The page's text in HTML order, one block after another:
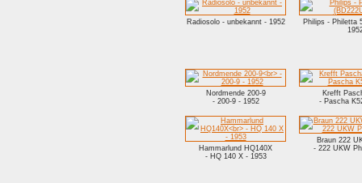
Radiosolo - unbekannt - 1952
Philips - Philetta
Nordmende 200-9
- 200-9 - 1952
Krefft
- Pascha
Hammarlund HQ140X
- HQ 140 X - 1953
Braun 222
- 222 UKW